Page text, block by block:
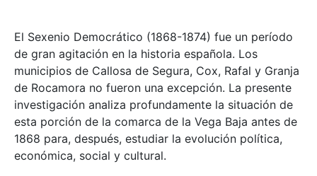
El Sexenio Democrático (1868-1874) fue un período
de gran agitación en la historia española. Los
municipios de Callosa de Segura, Cox, Rafal y Granja
de Rocamora no fueron una excepción. La presente
investigación analiza profundamente la situación de
esta porción de la comarca de la Vega Baja antes de
1868 para, después, estudiar la evolución política,
económica, social y cultural.